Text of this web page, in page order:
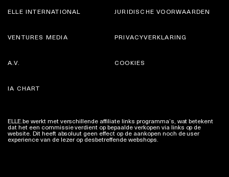
ELLE INTERNATIONAL
VENTURES MEDIA
JURIDISCHE VOORWAARDEN
PRIVACYVERKLARING
A.V.
IA CHART
COOKIES
ELLE.be werkt met verschillende affiliate links programma’s, wat betekent
dat het een commissie verdient op bepaalde verkopen via links op de
website. Dit heeft absoluut geen effect op de aankopen noch de user
experience van de lezer op desbetreffende webshops.